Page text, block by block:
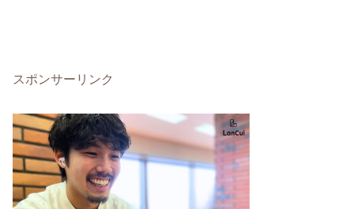
スポンサーリンク